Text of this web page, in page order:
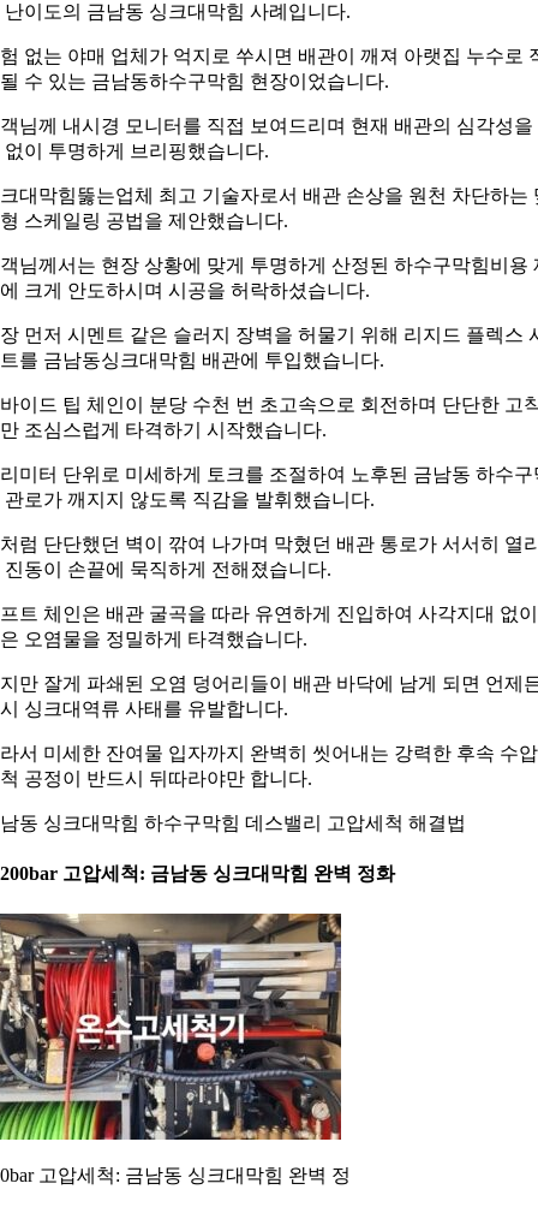
난이도의 금남동 싱크대막힘 사례입니다.
없는 야매 업체가 억지로 쑤시면 배관이 깨져 아랫집 누수로
수 있는 금남동하수구막힘 현장이었습니다.
님께 내시경 모니터를 직접 보여드리며 현재 배관의 심각성을
없이 투명하게 브리핑했습니다.
대막힘뚫는업체 최고 기술자로서 배관 손상을 원천 차단하는
스케일링 공법을 제안했습니다.
님께서는 현장 상황에 맞게 투명하게 산정된 하수구막힘비용
크게 안도하시며 시공을 허락하셨습니다.
먼저 시멘트 같은 슬러지 장벽을 허물기 위해 리지드 플렉스
를 금남동싱크대막힘 배관에 투입했습니다.
이드 팁 체인이 분당 수천 번 초고속으로 회전하며 단단한 고
조심스럽게 타격하기 시작했습니다.
미터 단위로 미세하게 토크를 조절하여 노후된 금남동 하수구
관로가 깨지지 않도록 직감을 발휘했습니다.
럼 단단했던 벽이 깎여 나가며 막혔던 배관 통로가 서서히 열
진동이 손끝에 묵직하게 전해졌습니다.
트 체인은 배관 굴곡을 따라 유연하게 진입하여 사각지대 없이
오염물을 정밀하게 타격했습니다.
만 잘게 파쇄된 오염 덩어리들이 배관 바닥에 남게 되면 언제
싱크대역류 사태를 유발합니다.
서 미세한 잔여물 입자까지 완벽히 씻어내는 강력한 후속 수압
공정이 반드시 뒤따라야만 합니다.
동 싱크대막힘 하수구막힘 데스밸리 고압세척 해결법
고압세척: 금남동 싱크대막힘 완벽 정화
고압세척: 금남동 싱크대막힘 완벽 정